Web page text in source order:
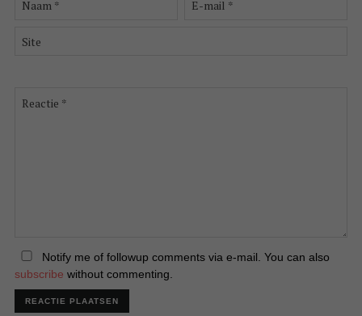
mail
Notify me of followup comments via e-mail. You can also
subscribe without commenting.